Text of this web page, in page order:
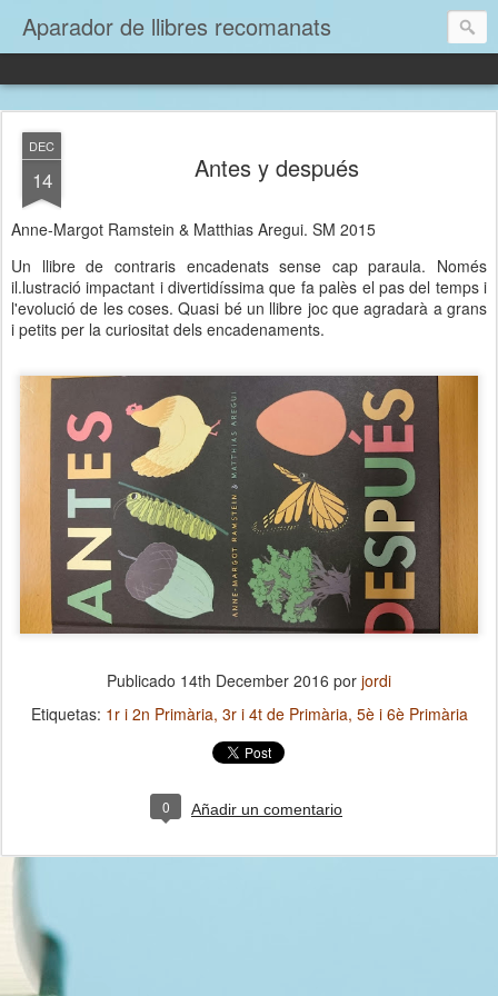
Aparador de llibres recomanats
DEC
14 Antes y después
Anne-Margot Ramstein & Matthias Aregui. SM 2015
Un llibre de contraris encadenats sense cap paraula. Només
il.lustració impactant i divertidíssima que fa palès el pas del temps i
l'evolució de les coses. Quasi bé un llibre joc que agradarà a grans
i petits per la curiositat dels encadenaments.
Publicado 14th December 2016 por jordi
Etiquetas: 1r i 2n Primària 3r i 4t de Primària 5è i 6è Primària
0 Añadir un comentario